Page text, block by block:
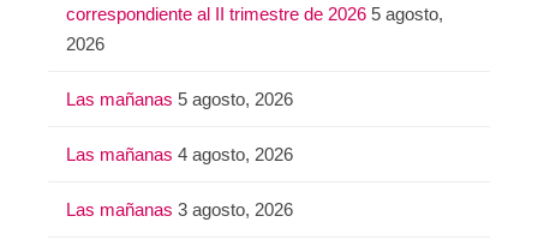
correspondiente al II trimestre de 2026 5 agosto,
2026
Las mañanas 5 agosto, 2026
Las mañanas 4 agosto, 2026
Las mañanas 3 agosto, 2026